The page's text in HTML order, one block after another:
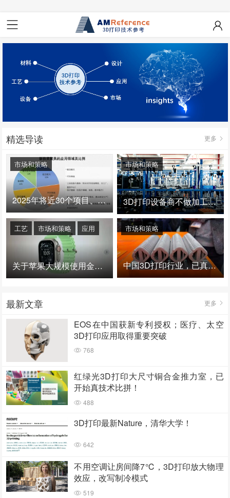
精选导读 更多
2025年将近30个项目、150亿投资：3D打印真的迎来爆发拐点了吗
市场和策略
3D打印设备商不做加工服务，就成了旁观者！
市场和策略
关于苹果大规模使用金属3D打印的思考
工艺 市场和策略 应用
中国3D打印行业，已真正进入爆发时代！
市场和策略
最新文章 更多
EOS在中国获新专利授权；医疗、太空
3D打印应用取得重要突破
768
红绿光3D打印大尺寸铜合金推力室，已
开始真技术比拼！
488
3D打印最新Nature，清华大学！
642
不用空调让房间降7℃，3D打印放大物理
效应，改写制冷模式
519